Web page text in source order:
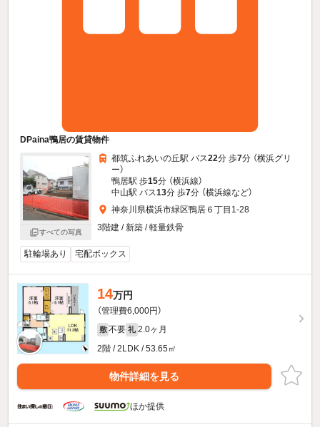
DPaina鴨居の賃貸物件
すべての写真
都筑ふれあいの丘駅 バス22分 歩7分 （横浜グリ
ー）
鴨居駅 歩15分 （横浜線）
中山駅 バス13分 歩7分 （横浜線など）
神奈川県横浜市緑区鴨居６丁目1-28
3階建 / 新築 / 軽量鉄骨
駐輪場あり 宅配ボックス
14万円
（管理費6,000円）
敷 不要 礼 2.0ヶ月
2階 / 2LDK / 53.65㎡
物件詳細を見る
ほか提供